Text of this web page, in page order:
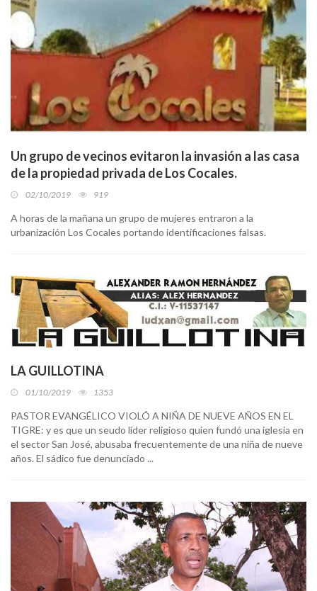
Un grupo de vecinos evitaron la invasión a las casa
de la propiedad privada de Los Cocales.
02/10/2019 919
A horas de la mañana un grupo de mujeres entraron a la
urbanización Los Cocales portando identificaciones falsas.
LA GUILLOTINA
01/10/2019 1353
PASTOR EVANGÉLICO VIOLÓ A NIÑA DE NUEVE AÑOS EN EL
TIGRE: y es que un seudo líder religioso quien fundó una iglesia en
el sector San José, abusaba frecuentemente de una niña de nueve
años. El sádico fue denunciado ...